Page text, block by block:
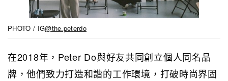
PHOTO / IG@the.peterdo
在2018年，Peter Do與好友共同創立個人同名品
牌，他們致力打造和諧的工作環境，打破時尚界固